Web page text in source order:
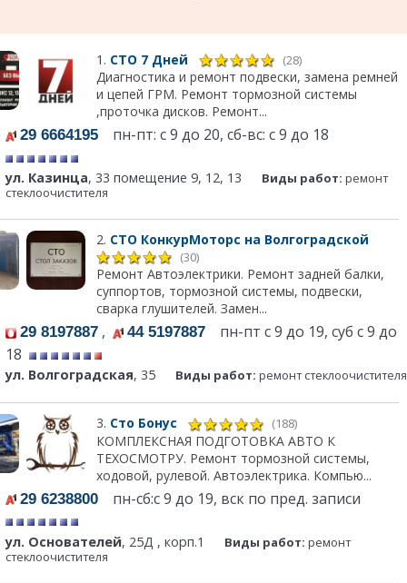
1. СТО 7 Дней (28)
Диагностика и ремонт подвески, замена ремней
и цепей ГРМ. Ремонт тормозной системы
,проточка дисков. Ремонт...
29 6664195 пн-пт: с 9 до 20, сб-вс: с 9 до 18
ул. Казинца, 33 помещение 9, 12, 13 Виды работ: ремонт
стеклоочистителя
2. СТО КонкурМоторс на Волгоградской
(30)
Ремонт Автоэлектрики. Ремонт задней балки,
суппортов, тормозной системы, подвески,
сварка глушителей. Замен...
29 8197887 , 44 5197887 пн-пт с 9 до 19, суб с 9 до
18
ул. Волгоградская, 35 Виды работ: ремонт стеклоочистителя
3. Сто Бонус (188)
КОМПЛЕКСНАЯ ПОДГОТОВКА АВТО К
ТЕХОСМОТРУ. Ремонт тормозной системы,
ходовой, рулевой. Автоэлектрика. Компью...
29 6238800 пн-сб:с 9 до 19, вск по пред. записи
ул. Основателей, 25Д , корп.1 Виды работ: ремонт
стеклоочистителя